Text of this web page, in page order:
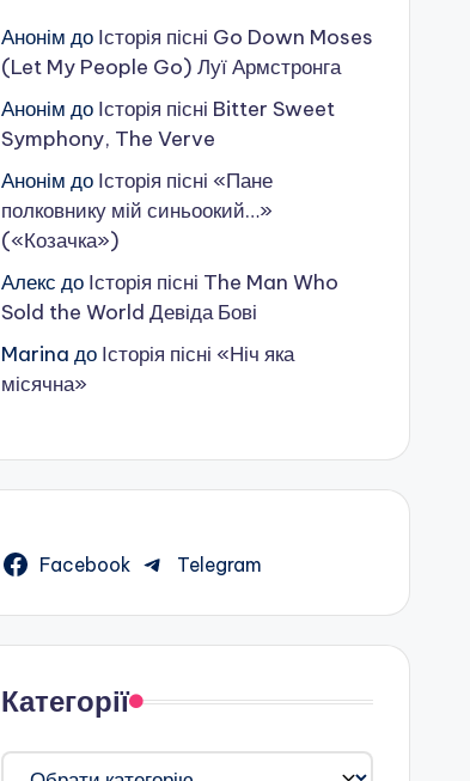
Анонім до Історія пісні Go Down Moses
(Let My People Go) Луї Армстронга
Анонім до Історія пісні Bitter Sweet
Symphony, The Verve
Анонім до Історія пісні «Пане
полковнику мій синьоокий…»
(«Козачка»)
Алекс до Історія пісні The Man Who
Sold the World Девіда Бові
Marina до Історія пісні «Ніч яка
місячна»
Facebook Telegram
Категорії
Категорії